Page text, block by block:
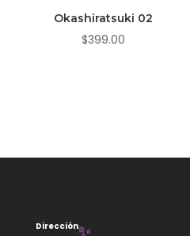
Okashiratsuki 02
$399.00
Dirección